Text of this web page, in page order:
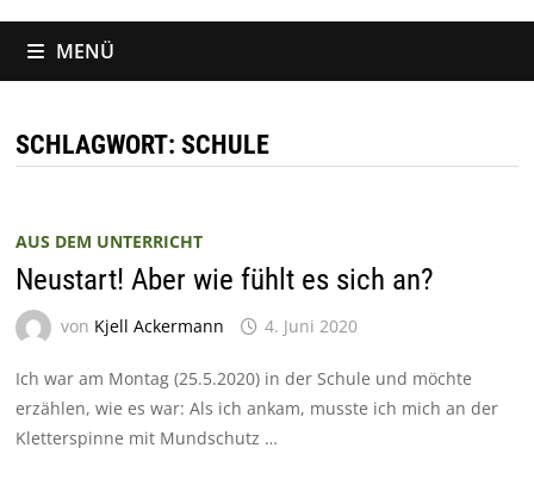
MENÜ
SCHLAGWORT: SCHULE
AUS DEM UNTERRICHT
Neustart! Aber wie fühlt es sich an?
von Kjell Ackermann 4. Juni 2020
Ich war am Montag (25.5.2020) in der Schule und möchte
erzählen, wie es war: Als ich ankam, musste ich mich an der
Kletterspinne mit Mundschutz …